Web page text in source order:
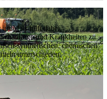
im Mais hilft dabei,
und Krankheiten zu
synthetischen, chemischen
unterschieden.